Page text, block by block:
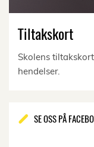
Tiltakskort
Skolens
hendelser.
SE OSS PÅ